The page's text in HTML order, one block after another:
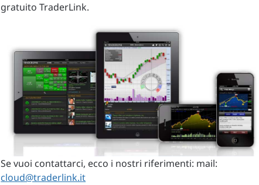
gratuito TraderLink.
Se vuoi contattarci, ecco i nostri riferimenti: mail:
cloud@traderlink.it